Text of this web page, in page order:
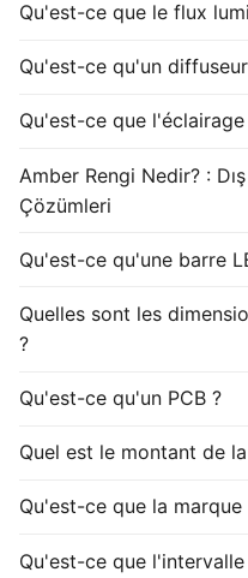
Qu'est-ce que le flux
Qu'est-ce qu'un
Qu'est-ce que l'éclairage
Amber Rengi Nedir? :
Çözümleri
Qu'est-ce qu'une barre
Quelles sont les
?
Qu'est-ce qu'un PCB ?
Quel est le montant de
Qu'est-ce que la marque
Qu'est-ce que